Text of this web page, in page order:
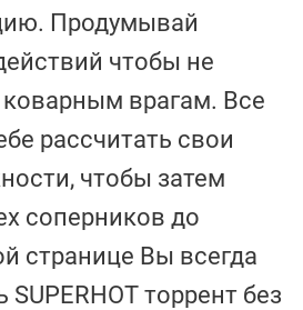
Продумывай
чтобы не
врагам. Все
рассчитать свои
чтобы затем
соперников до
странице Вы всегда
торрент без